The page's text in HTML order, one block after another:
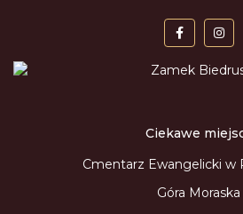
Ciekawe
Cmentarz Ewangelicki w
Góra Moraska